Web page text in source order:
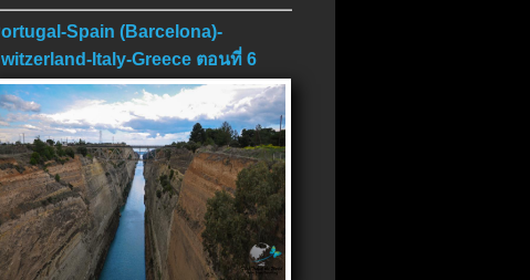
Spain (Barcelona)-
Italy-Greece ตอนที่ 6
อนจบ